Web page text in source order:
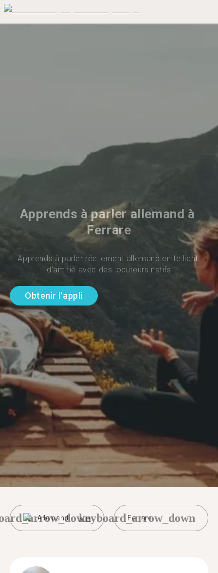
Apprends à parler allemand à
Ferrare
Apprends à parler réellement allemand en te liant
d'amitié avec des locuteurs natifs
Obtenir l'appli
Allemand Ferrare
keyboard_arrow_down